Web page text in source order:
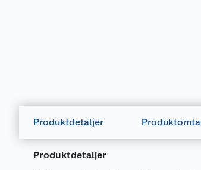
Produktdetaljer
Produktdetaljer